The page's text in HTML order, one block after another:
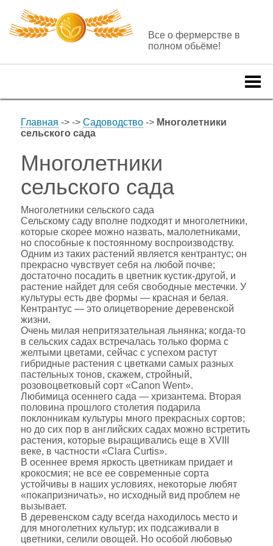
Все о фермерстве в
полном обьёме!
Главная -> -> Садоводство-> Многолетники
сельского сада
Многолетники
сельского сада
Многолетники сельского сада
Сельскому саду вполне подходят и многолетники,
которые скорее можно назвать, малолетниками,
но способные к постоянному воспроизводству.
Одним из таких растений является кентрантус; он
прекрасно чувствует себя на любой почве;
достаточно посадить в цветник кустик-другой, и
растение найдет для себя свободные местечки. У
культуры есть две формы — красная и белая.
Кентрантус — это олицетворение деревенской
жизни.
Очень милая непритязательная льнянка; когда-то
в сельских садах встречалась только форма с
желтыми цветами, сейчас с успехом растут
гибридные растения с цветками самых разных
пастельных тонов, скажем, стройный,
розовоцветковый сорт «Canon Went».
Любимица осеннего сада — хризантема. Вторая
половина прошлого столетия подарила
поклонникам культуры много прекрасных сортов;
но до сих пор в английских садах можно встретить
растения, которые выращивались еще в XVIII
веке, в частности «Clara Curtis».
В осеннее время яркость цветникам придает и
крокосмия; не все ее современные сорта
устойчивы в наших условиях, некоторые любят
«покапризничать», но исходный вид проблем не
вызывает.
В деревенском саду всегда находилось место и
для многолетних культур; их подсаживали в
цветники, селили овощей. Но особой любовью